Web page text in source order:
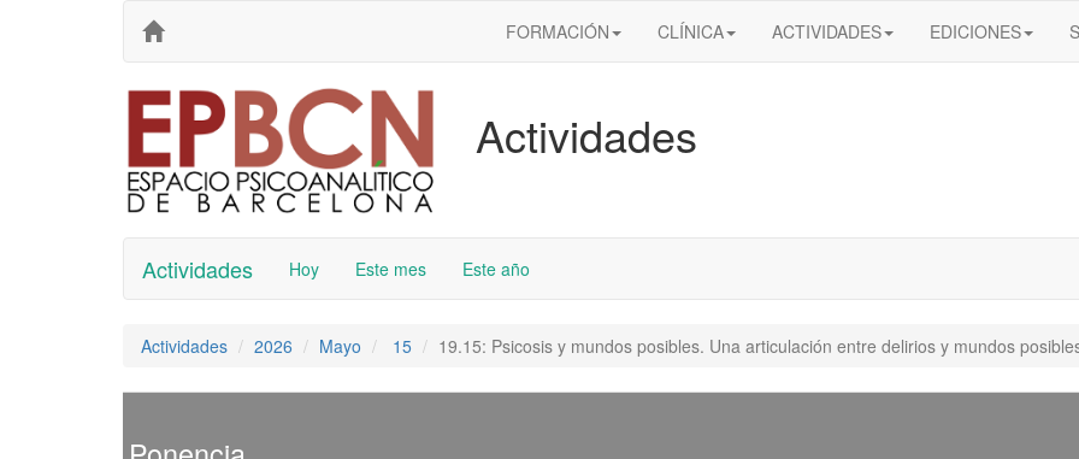
FORMACIÓN CLÍNICA ACTIVIDADES EDICIONES
Actividades
Actividades Hoy Este mes Este año
Actividades 2026 Mayo 15 19.15: Psicosis y mundos posibles. Una articulación entre delirios y mundos